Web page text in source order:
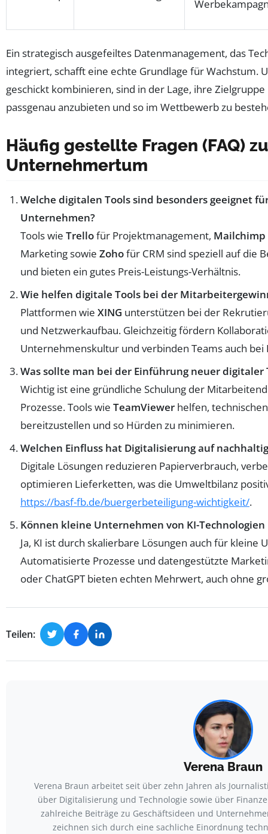
Ein strategisch ausgefeiltes Datenmanagement, das
integriert, schafft eine echte Grundlage für Wachstum.
geschickt kombinieren, sind in der Lage, ihre
passgenau anzubieten und so im Wettbewerb zu
Häufig gestellte Fragen (FAQ)
Unternehmertum
Welche digitalen Tools sind besonders geeignet
Unternehmen?
Tools wie Trellofür Projektmanagement, Mailchimp
Marketing sowie Zohofür CRM sind speziell auf die
und bieten ein gutes Preis-Leistungs-Verhältnis.
Wie helfen digitale Tools bei der
Plattformen wie XING unterstützen bei der
und Netzwerkaufbau. Gleichzeitig fördern
Unternehmenskultur und verbinden Teams auch
Was sollte man bei der Einführung neuer digitaler
Wichtig ist eine gründliche Schulung der
Prozesse. Tools wie TeamViewer helfen,
bereitzustellen und so Hürden zu minimieren.
Welchen Einfluss hat Digitalisierung auf
Digitale Lösungen reduzieren Papierverbrauch,
optimieren Lieferketten, was die Umweltbilanz
https://basf-fb.de/buergerbeteiligung-wichtigkeit/.
Können kleine Unternehmen von KI-
Ja, KI ist durch skalierbare Lösungen auch für kleine
Automatisierte Prozesse und datengestützte
oder ChatGPT bieten echten Mehrwert, auch ohne
Teilen:
Verena Braun
Verena Braun arbeitet seit über zehn Jahren als
über Digitalisierung und Technologie sowie über
zahlreiche Beiträge zu Geschäftsideen und
zeichnen sich durch eine sachliche Einordnung